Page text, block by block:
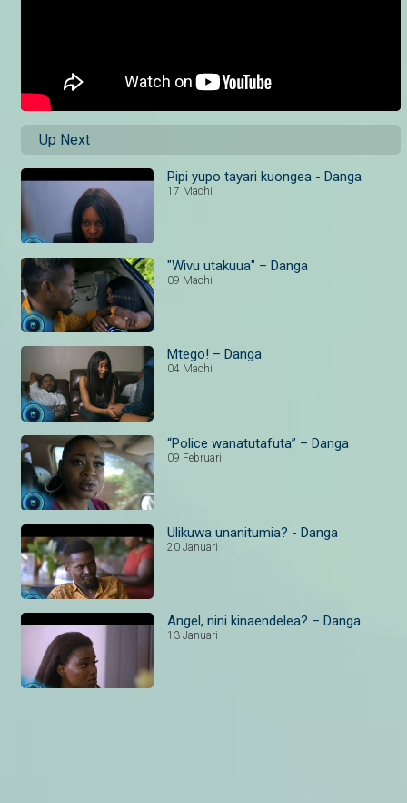
Up Next
Pipi yupo tayari kuongea - Danga
17 Machi
"Wivu utakuua" – Danga
09 Machi
Mtego! – Danga
04 Machi
“Police wanatutafuta” – Danga
09 Februari
Ulikuwa unanitumia? - Danga
20 Januari
Angel, nini kinaendelea? – Danga
13 Januari